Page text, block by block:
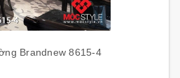
Brandnew 8615-4